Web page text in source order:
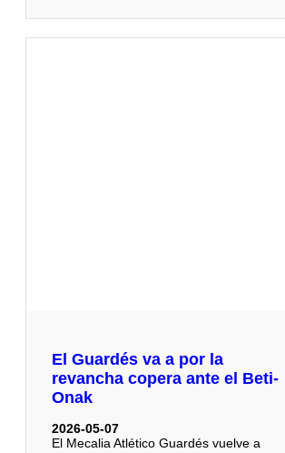
El Guardés va a por la
revancha copera ante el Beti-
Onak
2026-05-07
El Mecalia Atlético Guardés vuelve a